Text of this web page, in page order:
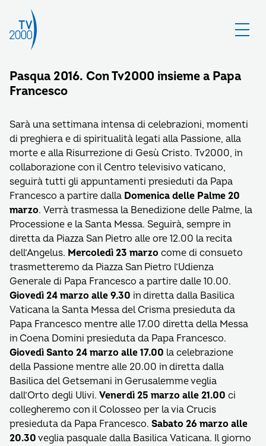
Pasqua 2016. Con Tv2000 insieme a Papa
Francesco
Sarà una settimana intensa di celebrazioni, momenti
di preghiera e di spiritualità legati alla Passione, alla
morte e alla Risurrezione di Gesù Cristo. Tv2000, in
collaborazione con il Centro televisivo vaticano,
seguirà tutti gli appuntamenti presieduti da Papa
Francesco a partire dalla Domenica delle Palme 20
marzo. Verrà trasmessa la Benedizione delle Palme, la
Processione e la Santa Messa. Seguirà, sempre in
diretta da Piazza San Pietro alle ore 12.00 la recita
dell’Angelus. Mercoledì 23 marzo come di consueto
trasmetteremo da Piazza San Pietro l’Udienza
Generale di Papa Francesco a partire dalle 10.00.
Giovedì 24 marzo alle 9.30 in diretta dalla Basilica
Vaticana la Santa Messa del Crisma presieduta da
Papa Francesco mentre alle 17.00 diretta della Messa
in Coena Domini presieduta da Papa Francesco.
Giovedì Santo 24 marzo alle 17.00 la celebrazione
della Passione mentre alle 20.00 in diretta dalla
Basilica del Getsemani in Gerusalemme veglia
dall’Orto degli Ulivi. Venerdì 25 marzo alle 21.00 ci
collegheremo con il Colosseo per la via Crucis
presieduta da Papa Francesco. Sabato 26 marzo alle
20.30 veglia pasquale dalla Basilica Vaticana. Il giorno